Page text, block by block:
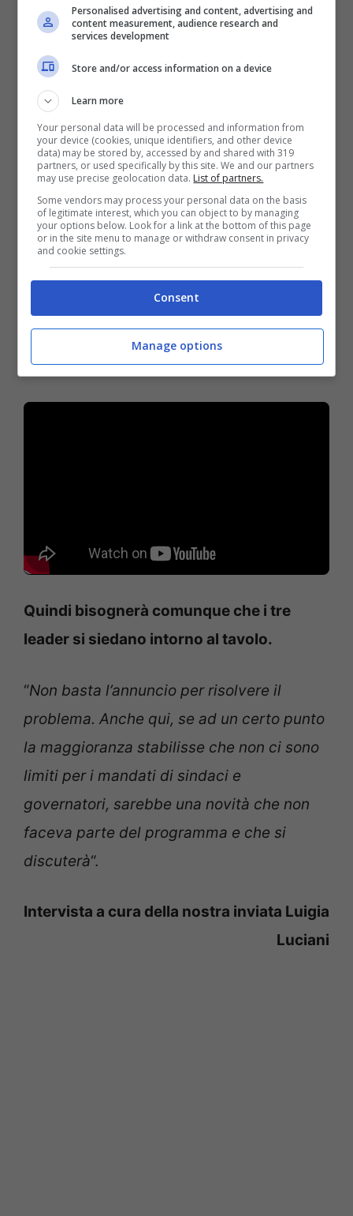
deve avere la capacità su ogni fronte di
trovare una amalgama e idea comune. E’
chiaro che probabilmente alcuni partiti
vogliono un terzo mandato. Ogni opinione
è corretta e giusta e poi una maggioranza
trova la quadra con un pista comune“.
Se la Lega sta spingendo è perché
evidentemente c’è il caso Veneto.
L’ho detto prima. E’ corretto che tutti
forza di una coalizione è quella di trovare
una quadra“.
Quindi bisognerà comunque che i tre
leader si siedano intorno al tavolo.
“Non basta l’annuncio per risolvere il
problema. Anche qui, se ad un certo punto
la maggioranza stabilisse che non ci sono
limiti per i mandati di sindaci e
governatori, sarebbe una novità che non
faceva parte del programma e che si
discuterà“.
Intervista a cura della nostra inviata Luigia
Luciani
Personalised advertising and content, advertising and
content measurement, audience research and
services development
Store and/or access information on a device
Learn more
Your personal data will be processed and information from
your device (cookies, unique identifiers, and other device
data) may be stored by, accessed by and shared with 319
partners, or used specifically by this site. We and our partners
may use precise geolocation data. List of partners.
Some vendors may process your personal data on the basis
of legitimate interest, which you can object to by managing
your options below. Look for a link at the bottom of this page
or in the site menu to manage or withdraw consent in privacy
and cookie settings.
Consent
Manage options